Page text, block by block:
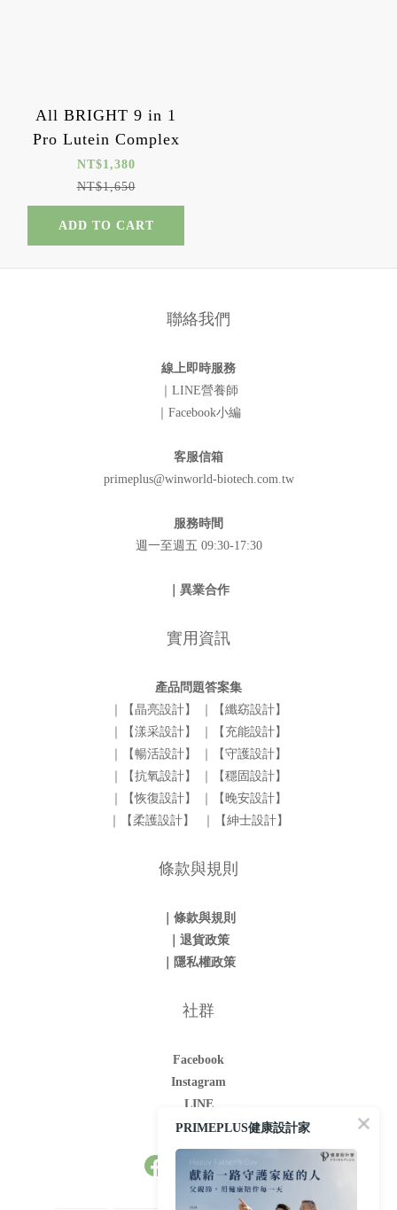
All BRIGHT 9 in 1
Pro Lutein Complex
NT$1,380
NT$1,650
ADD TO CART
聯絡我們
線上即時服務
｜LINE營養師
｜Facebook小編
客服信箱
primeplus@winworld-biotech.com.tw
服務時間
週一至週五 09:30-17:30
｜異業合作
實用資訊
產品問題答案集
｜【晶亮設計】
｜【纖窈設計】
｜【漾采設計】
｜【充能設計】
｜【暢活設計】
｜【守護設計】
｜【抗氧設計】
｜【穩固設計】
｜【恢復設計】
｜【晚安設計】
｜【柔護設計】
｜【紳士設計】
條款與規則
｜條款與規則
｜退貨政策
｜隱私權政策
社群
Facebook
Instagram
LINE
Youtube
PRIMEPLUS健康設計家